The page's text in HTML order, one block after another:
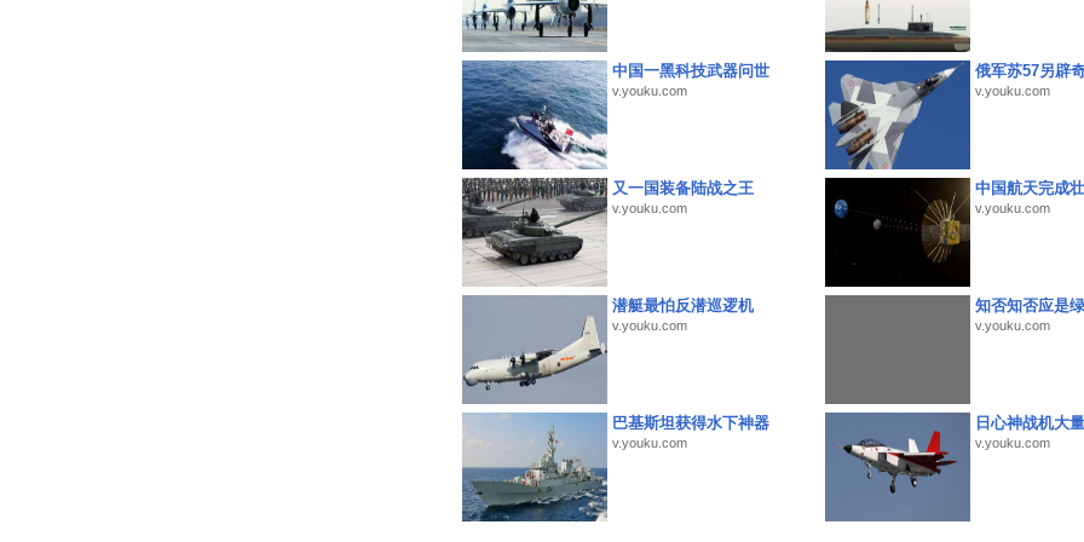
中国一黑科技武器问世
v.youku.com
俄军苏57另辟
v.youku.com
又一国装备陆战之王
v.youku.com
中国航天完成
v.youku.com
潜艇最怕反潜巡逻机
v.youku.com
知否知否应是
v.youku.com
巴基斯坦获得水下神器
v.youku.com
日心神战机大
v.youku.com